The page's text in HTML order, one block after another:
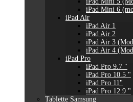
iPad Mini 6
iPad Air
iPad Air 1
iPad Air 2
iPad Air 3
iPad Air 4
iPad Pro
iPad Pro 9.7 "
iPad Pro 10.5 "
iPad Pro 11"
iPad Pro 12.9 "
Tablette Samsung